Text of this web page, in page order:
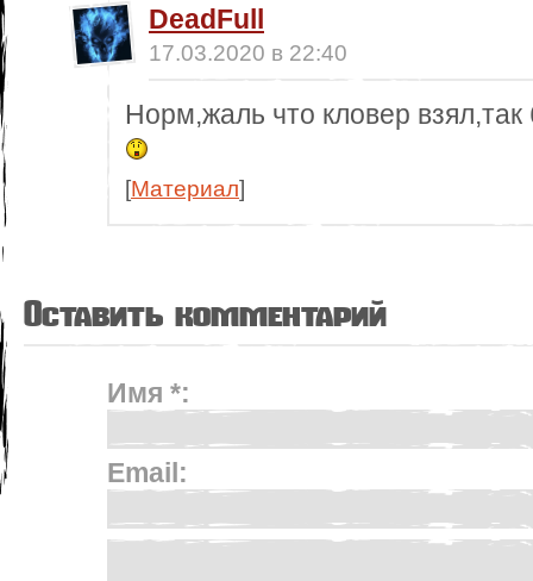
DeadFull
17.03.2020 в 22:40
Норм,жаль что кловер
[Материал]
Оставить комментарий
Имя *:
Email: